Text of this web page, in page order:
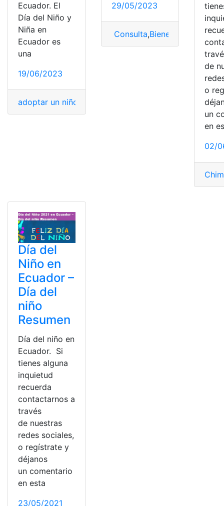
Ecuador. El
Día del Niño y
Niña en
Ecuador es
una
19/06/2023
adoptar un niño niñas
29/05/2023
Consulta,Bienestar Derechos,
de
o
un
en
02/
Día del
Niño en
Ecuador –
Día del
niño
Resumen
Día del niño en
Ecuador. Si
tienes alguna
inquietud
recuerda
contactarnos a
través
de nuestras
redes sociales,
o regístrate y
déjanos
un comentario
en esta
23/05/2021